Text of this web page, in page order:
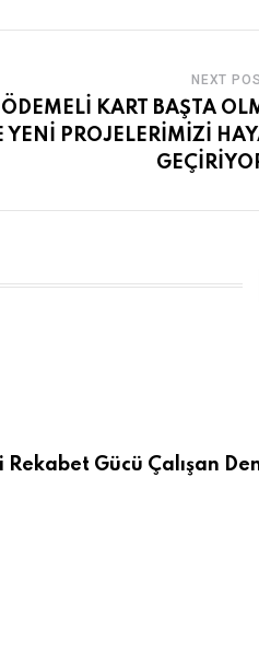
NEXT
KART BAŞTA
YENİ PROJELERİMİZİ
Rekabet Gücü Çalışan